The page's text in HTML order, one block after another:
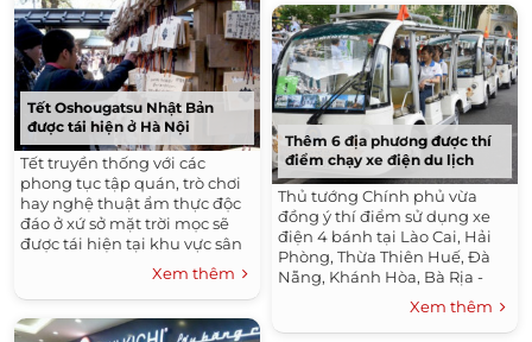
Tết Oshougatsu Nhật Bản
được tái hiện ở Hà Nội
Tết truyền thống với các
phong tục tập quán, trò chơi
hay nghệ thuật ẩm thực độc
đáo ở xứ sở mặt trời mọc sẽ
được tái hiện tại khu vực sân
của ĐH Bách khoa (Hà Nội)
Xem thêm
Thêm 6 địa phương được thí
điểm chạy xe điện du lịch
Thủ tướng Chính phủ vừa
đồng ý thí điểm sử dụng xe
điện 4 bánh tại Lào Cai, Hải
Phòng, Thừa Thiên Huế, Đà
Nẵng, Khánh Hòa, Bà Rịa -
Vũng Tàu dù phương tiện này
đã hoạt động chở khách du
lịch từ trước.
Xem thêm